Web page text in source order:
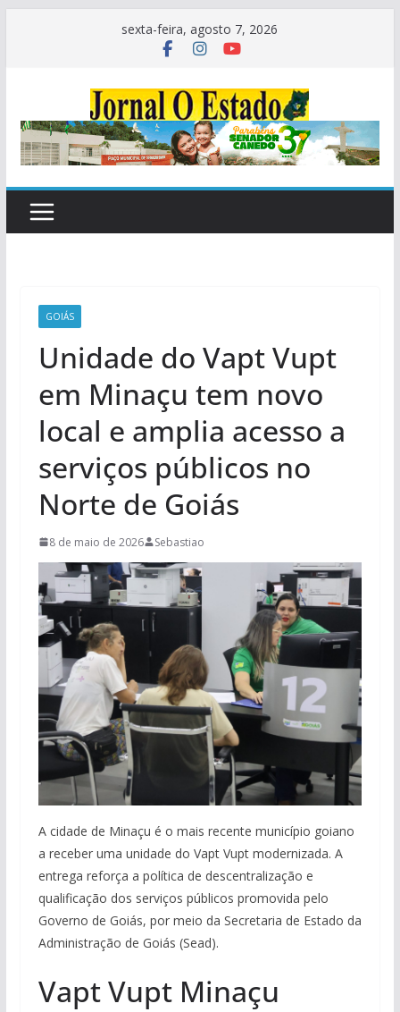
sexta-feira, agosto 7, 2026
GOIÁS
Unidade do Vapt Vupt
em Minaçu tem novo
local e amplia acesso a
serviços públicos no
Norte de Goiás
8 de maio de 2026 Sebastiao
A cidade de Minaçu é o mais recente município goiano
a receber uma unidade do Vapt Vupt modernizada. A
entrega reforça a política de descentralização e
qualificação dos serviços públicos promovida pelo
Governo de Goiás, por meio da Secretaria de Estado da
Administração de Goiás (Sead).
Vapt Vupt Minaçu